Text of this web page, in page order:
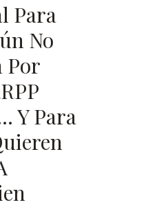
Para
No
Por
Y Para